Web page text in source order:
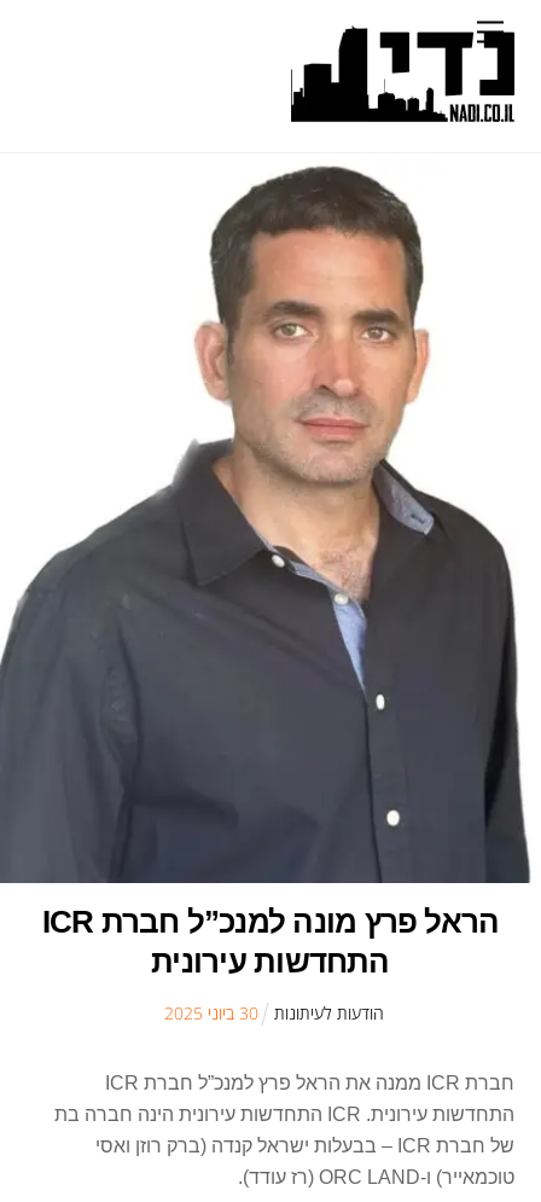
content
Menu
הראל פרץ מונה למנכ”ל חברת ICR
התחדשות עירונית
הודעות לעיתונות 30 ביוני 2025
חברת ICR ממנה את הראל פרץ למנכ”ל חברת ICR
התחדשות עירונית. ICR התחדשות עירונית הינה חברה בת
של חברת ICR – בבעלות ישראל קנדה (ברק רוזן ואסי
טוכמאייר) ו-ORC LAND (רז עודד).